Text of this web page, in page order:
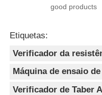
good products
Etiquetas:
Verificador da
Máquina de ensaio
Verificador de Taber